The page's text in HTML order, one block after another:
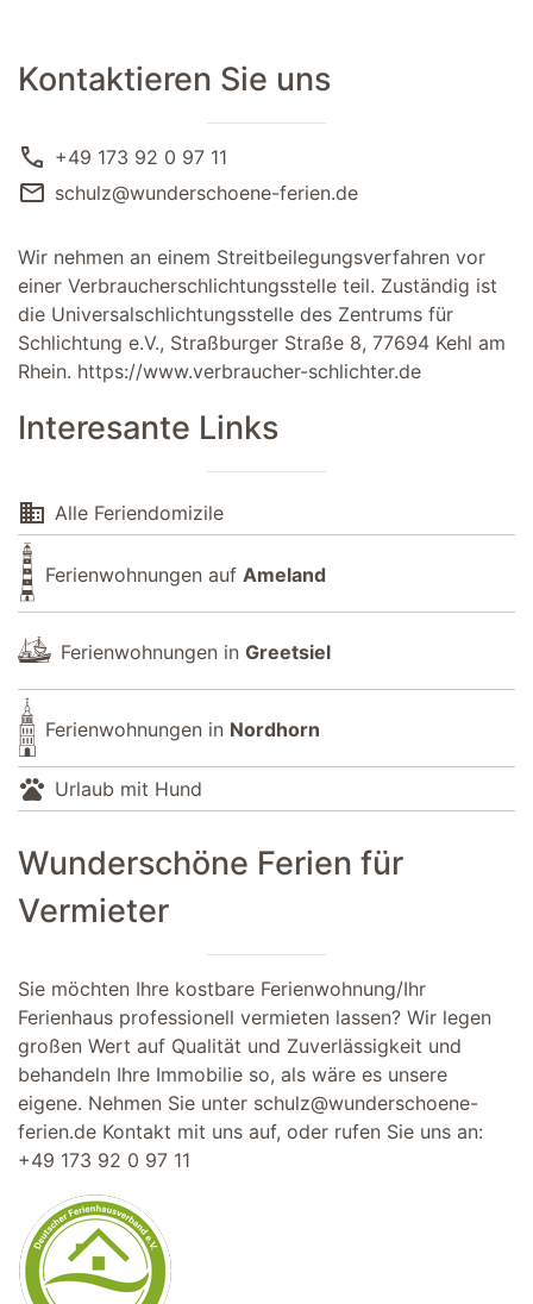
Kontaktieren Sie uns
call +49 173 92 0 97 11
mail schulz@wunderschoene-ferien.de
Wir nehmen an einem Streitbeilegungsverfahren vor
einer Verbraucherschlichtungsstelle teil. Zuständig ist
die Universalschlichtungsstelle des Zentrums für
Schlichtung e.V., Straßburger Straße 8, 77694 Kehl am
Rhein. https://www.verbraucher-schlichter.de
Interesante Links
domain Alle Feriendomizile
Ferienwohnungen auf Ameland
Ferienwohnungen in Greetsiel
Ferienwohnungen in Nordhorn
pets Urlaub mit Hund
Wunderschöne Ferien für
Vermieter
Sie möchten Ihre kostbare Ferienwohnung/Ihr
Ferienhaus professionell vermieten lassen? Wir legen
großen Wert auf Qualität und Zuverlässigkeit und
behandeln Ihre Immobilie so, als wäre es unsere
eigene. Nehmen Sie unter schulz@wunderschoene-
ferien.de Kontakt mit uns auf, oder rufen Sie uns an:
+49 173 92 0 97 11